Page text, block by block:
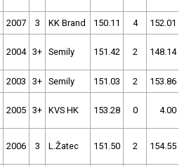
2007 3 KK Brand 150.11 4 152.01
2004 3+ Semily 151.42 2 148.14
2003 3+ Semily 151.03 2 153.86
2005 3+ KVS HK 153.28 0 4.00
2006 3 L.Žatec 151.50 2 154.55